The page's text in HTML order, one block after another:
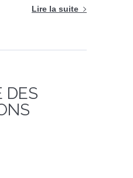
Lire la suite
DES